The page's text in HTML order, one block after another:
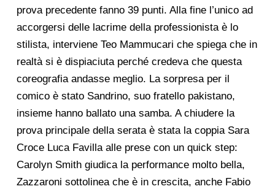
prova precedente fanno 39 punti. Alla fine l’unico ad
accorgersi delle lacrime della professionista è lo
stilista, interviene Teo Mammucari che spiega che in
realtà si è dispiaciuta perché credeva che questa
coreografia andasse meglio. La sorpresa per il
comico è stato Sandrino, suo fratello pakistano,
insieme hanno ballato una samba. A chiudere la
prova principale della serata è stata la coppia Sara
Croce Luca Favilla alle prese con un quick step:
Carolyn Smith giudica la performance molto bella,
Zazzaroni sottolinea che è in crescita, anche Fabio